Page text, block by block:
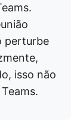
perturbe
isso não